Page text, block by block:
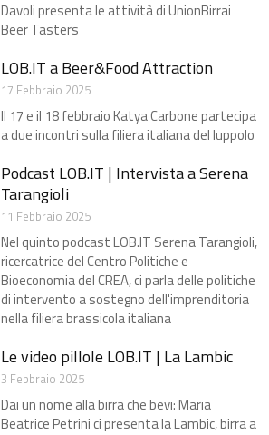
Davoli presenta le attività di UnionBirrai
Beer Tasters
LOB.IT a Beer&Food Attraction
17 Febbraio 2025
Il 17 e il 18 febbraio Katya Carbone partecipa
a due incontri sulla filiera italiana del luppolo
Podcast LOB.IT | Intervista a Serena
Tarangioli
11 Febbraio 2025
Nel quinto podcast LOB.IT Serena Tarangioli,
ricercatrice del Centro Politiche e
Bioeconomia del CREA, ci parla delle politiche
di intervento a sostegno dell'imprenditoria
nella filiera brassicola italiana
Le video pillole LOB.IT | La Lambic
3 Febbraio 2025
Dai un nome alla birra che bevi: Maria
Beatrice Petrini ci presenta la Lambic, birra a